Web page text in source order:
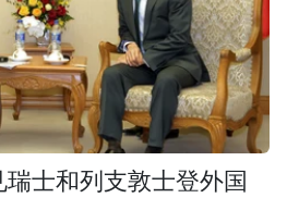
士和列支敦士登外国